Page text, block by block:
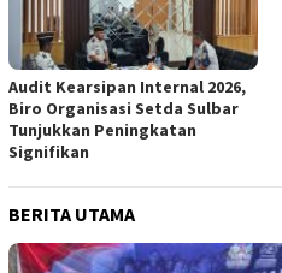
Audit Kearsipan Internal 2026,
Biro Organisasi Setda Sulbar
Tunjukkan Peningkatan
Signifikan
BERITA UTAMA